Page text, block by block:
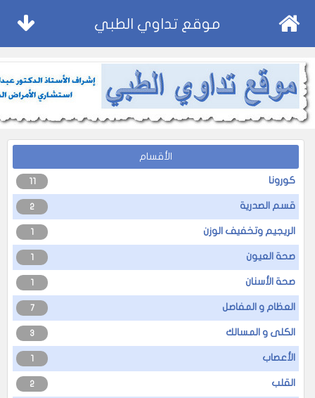
موقع تداوي الطبي
الأقسام
كورونا 11
قسم الصدرية 2
الريجيم وتخفيف الوزن 1
صحة العيون 1
صحة الأسنان 1
العظام و المفاصل 7
الكلى و المسالك 3
الأعصاب 1
القلب 2